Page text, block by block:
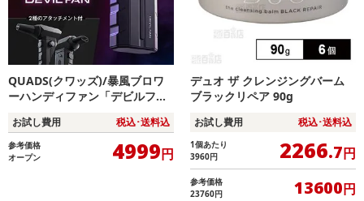
QUADS(クワッズ)/暴風ブロワ
ーハンディファン「デビルファ
種アタッチメント付/LEDライト
搭載/タイプC充電対応)/QS691B
K
お試し費用 税込･送料込
参考価格
オープン
4999円
デュオ ザ クレンジングバーム
ブラックリペア 90g
お試し費用 税込･送料込
1個あたり
3960円 2266.7円
参考価格
23760円
13600円